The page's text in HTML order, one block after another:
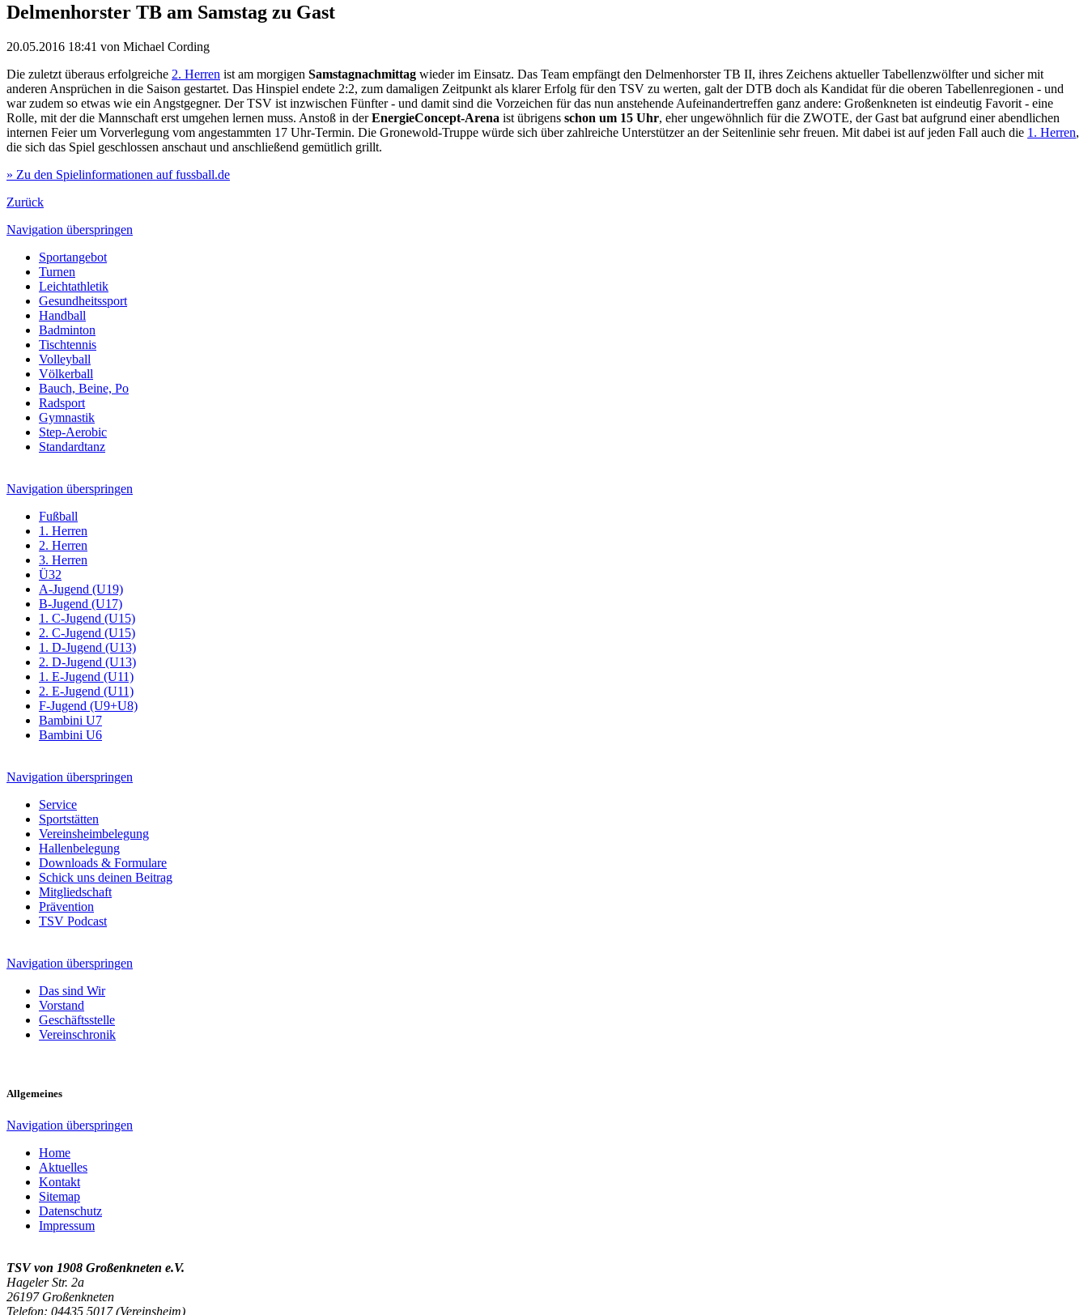
Delmenhorster TB am Samstag zu Gast
20.05.2016 18:41 von Michael Cording
Die zuletzt überaus erfolgreiche 2. Herren ist am morgigen Samstagnachmittag wieder im Einsatz. Das Team empfängt den Delmenhorster TB II, ihres Zeichens aktueller Tabellenzwölfter und sicher mit
anderen Ansprüchen in die Saison gestartet. Das Hinspiel endete 2:2, zum damaligen Zeitpunkt als klarer Erfolg für den TSV zu werten, galt der DTB doch als Kandidat für die oberen Tabellenregionen - und
war zudem so etwas wie ein Angstgegner. Der TSV ist inzwischen Fünfter - und damit sind die Vorzeichen für das nun anstehende Aufeinandertreffen ganz andere: Großenkneten ist eindeutig Favorit - eine
Rolle, mit der die Mannschaft erst umgehen lernen muss. Anstoß in derEnergieConcept-Arena ist übrigens schon um 15 Uhr, eher ungewöhnlich für die ZWOTE, der Gast bat aufgrund einer abendlichen
internen Feier um Vorverlegung vom angestammten 17 Uhr-Termin. Die Gronewold-Truppe würde sich über zahlreiche Unterstützer an der Seitenlinie sehr freuen. Mit dabei ist auf jeden Fall auch die 1. Herren,
die sich das Spiel geschlossen anschaut und anschließend gemütlich grillt.
» Zu den Spielinformationen auf fussball.de
Zurück
Navigation überspringen
Sportangebot
Turnen
Leichtathletik
Gesundheitssport
Handball
Badminton
Tischtennis
Volleyball
Völkerball
Bauch, Beine, Po
Radsport
Gymnastik
Step-Aerobic
Standardtanz
Navigation überspringen
Fußball
1. Herren
2. Herren
3. Herren
Ü32
A-Jugend (U19)
B-Jugend (U17)
1. C-Jugend (U15)
2. C-Jugend (U15)
1. D-Jugend (U13)
2. D-Jugend (U13)
1. E-Jugend (U11)
2. E-Jugend (U11)
F-Jugend (U9+U8)
Bambini U7
Bambini U6
Navigation überspringen
Service
Sportstätten
Vereinsheimbelegung
Hallenbelegung
Downloads & Formulare
Schick uns deinen Beitrag
Mitgliedschaft
Prävention
TSV Podcast
Navigation überspringen
Das sind Wir
Vorstand
Geschäftsstelle
Vereinschronik
Allgemeines
Navigation überspringen
Home
Aktuelles
Kontakt
Sitemap
Datenschutz
Impressum
TSV von 1908 Großenkneten e.V.
Hageler Str. 2a
26197 Großenkneten
Telefon: 04435 5017 (Vereinsheim)